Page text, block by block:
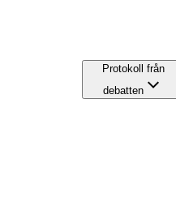
Protokoll från
debatten